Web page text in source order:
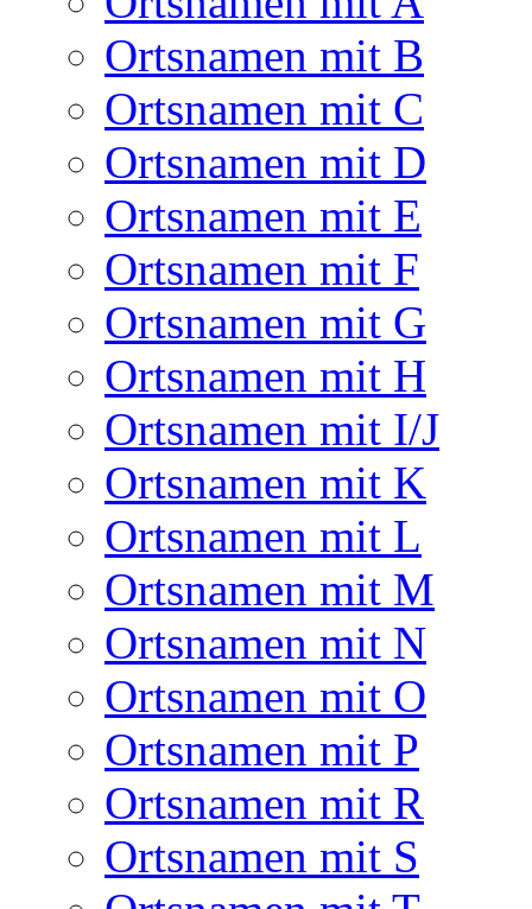
Ortsnamen mit B
Ortsnamen mit C
Ortsnamen mit D
Ortsnamen mit E
Ortsnamen mit F
Ortsnamen mit G
Ortsnamen mit H
Ortsnamen mit I/J
Ortsnamen mit K
Ortsnamen mit L
Ortsnamen mit M
Ortsnamen mit N
Ortsnamen mit O
Ortsnamen mit P
Ortsnamen mit R
Ortsnamen mit S